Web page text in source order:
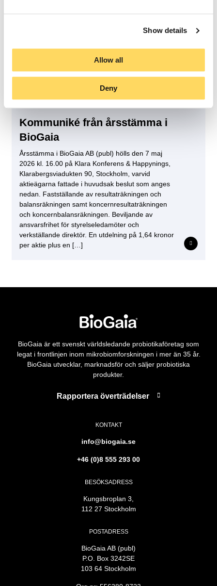
Show details
Allow all
Deny
produkter samt en uppdaterad design för hela
stärker BioGaias ambition att tillämpa sin
mikrobiomexpertis bortom mag-, mun- och
immunhälsa, och att stödja en hälsosam hud redan
BioGaia® Probiotic Ointment […]
Regulatorisk
Kommuniké från årsstämma i
BioGaia
Årsstämma i BioGaia AB (publ) hölls den 7 maj
2026 kl. 16.00 på Klara Konferens & Happynings,
Klarabergsviadukten 90, Stockholm, varvid
aktieägarna fattade i huvudsak beslut som anges
nedan. Fastställande av resultaträkningen och
balansräkningen samt koncernresultaträkningen
och koncernbalansräkningen. Beviljande av
ansvarsfrihet för styrelseledamöter och
verkställande direktör. En utdelning på 1,64 kronor
per aktie plus en […]
BioGaia är ett svenskt världsledande probiotikaföretag som
legat i frontlinjen inom mikrobiomforskningen i mer än 35 år.
BioGaia utvecklar, marknadsför och säljer probiotiska
produkter.
Rapportera överträdelser
KONTAKT
info@biogaia.se
+46 (0)8 555 293 00
BESÖKSADRESS
Kungsbroplan 3,
112 27 Stockholm
POSTADRESS
BioGaia AB (publ)
P.O. Box 3242SE
103 64 Stockholm